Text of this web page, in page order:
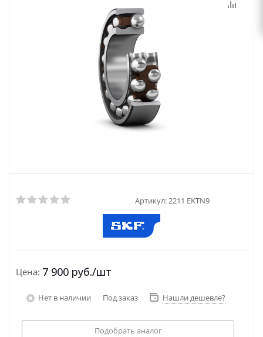
Артикул: 2211 EKTN9
Цена: 7 900 руб./шт
Нет в наличии Под заказ Нашли дешевле?
Подобрать аналог